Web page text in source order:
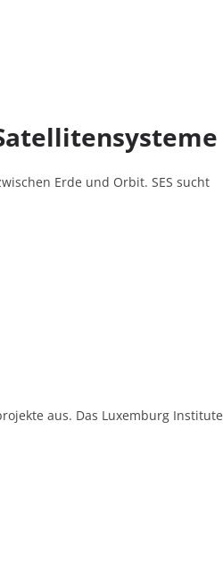
Erde und Orbit. SES sucht
aus. Das Luxemburg Institute